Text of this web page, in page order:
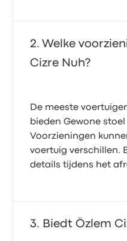
Welke
Cizre Nuh?
De meeste
bieden Gewone
Voorzieningen
voertuig verschillen.
details tijdens het
Biedt Özlem